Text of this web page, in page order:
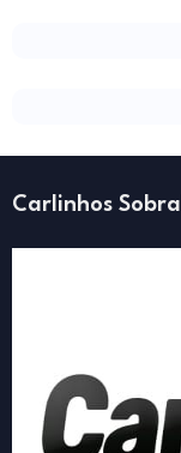
Carlinhos Sobral